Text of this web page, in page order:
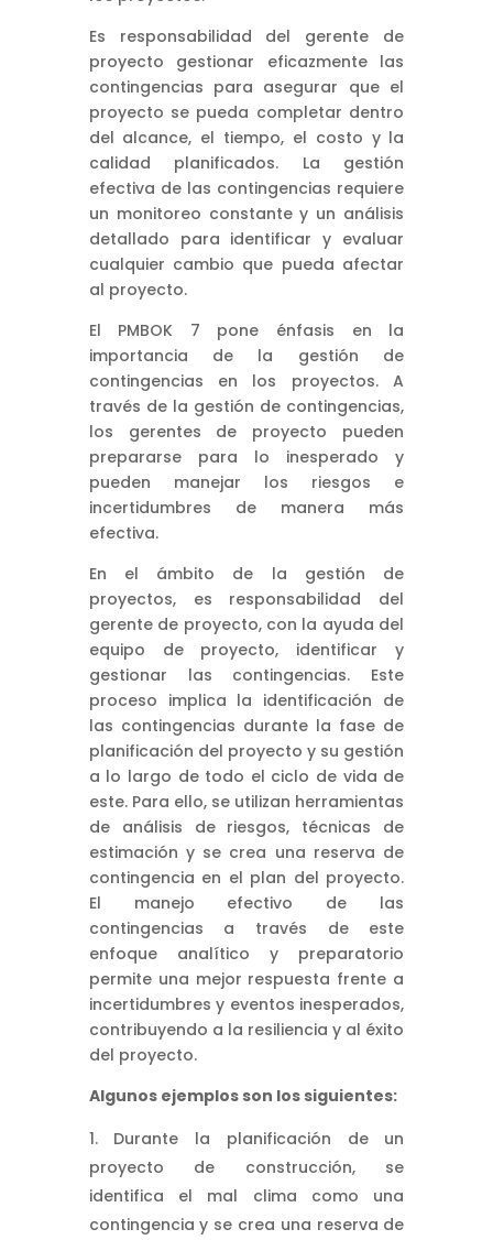
Es responsabilidad del gerente de
proyecto gestionar eficazmente las
contingencias para asegurar que el
proyecto se pueda completar dentro
del alcance, el tiempo, el costo y la
calidad planificados. La gestión
efectiva de las contingencias requiere
un monitoreo constante y un análisis
detallado para identificar y evaluar
cualquier cambio que pueda afectar
al proyecto.
El PMBOK 7 pone énfasis en la
importancia de la gestión de
contingencias en los proyectos. A
través de la gestión de contingencias,
los gerentes de proyecto pueden
prepararse para lo inesperado y
pueden manejar los riesgos e
incertidumbres de manera más
efectiva.
En el ámbito de la gestión de
proyectos, es responsabilidad del
gerente de proyecto, con la ayuda del
equipo de proyecto, identificar y
gestionar las contingencias. Este
proceso implica la identificación de
las contingencias durante la fase de
planificación del proyecto y su gestión
a lo largo de todo el ciclo de vida de
este. Para ello, se utilizan herramientas
de análisis de riesgos, técnicas de
estimación y se crea una reserva de
contingencia en el plan del proyecto.
El manejo efectivo de las
contingencias a través de este
enfoque analítico y preparatorio
permite una mejor respuesta frente a
incertidumbres y eventos inesperados,
contribuyendo a la resiliencia y al éxito
del proyecto.
Algunos ejemplos son los siguientes:
Durante la planificación de un
proyecto de construcción, se
identifica el mal clima como una
contingencia y se crea una reserva de